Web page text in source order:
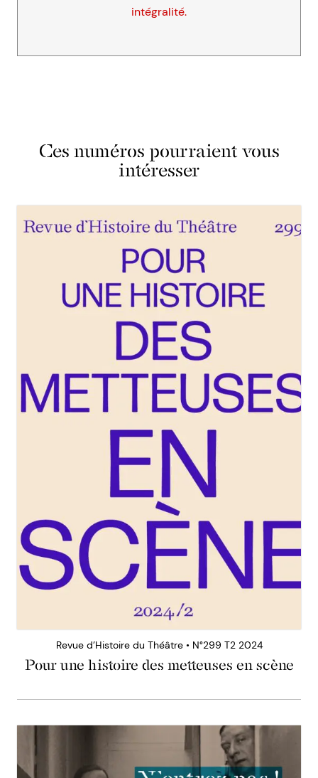
intégralité.
Ces numéros pourraient vous
intéresser
Revue d’Histoire du Théâtre • N°299 T2 2024
Pour une histoire des metteuses en scène